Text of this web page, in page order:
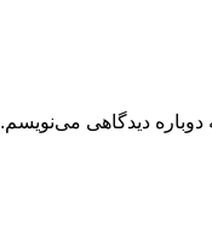
دیدگاهی می‌نویسم.